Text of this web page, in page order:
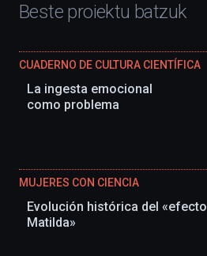
Beste proiektu batzuk
CUADERNO DE CULTURA CIENTÍFICA
La ingesta emocional
como problema
MUJERES CON CIENCIA
Evolución histórica del «efecto
Matilda»